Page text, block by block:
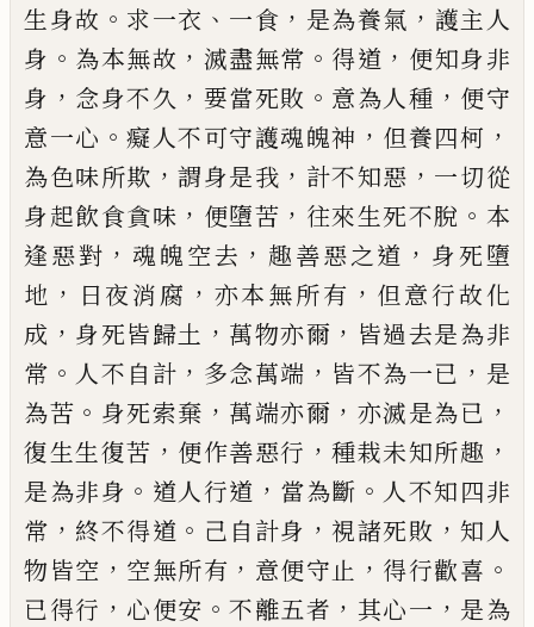
生身故 。 求一衣 、 一食 ， 是為養氣 ， 護主人
身 。 為本無故 ， 滅盡無常 。 得道 ， 便知身非
身 ， 念身不久 ， 要當死敗 。 意為人種 ， 便守
意一心 。癡人不可守護魂魄神 ， 但養四柯 ，
為色味所欺 ，謂身是我 ， 計不知惡 ， 一切從
身起飲食貪味 ， 便墮苦 ， 往來生死不脫 。 本
逢惡對 ， 魂魄空去 ， 趣善惡之道 ， 身死墮
地 ， 日夜消腐 ， 亦本無所有 ， 但意行故化
成 ， 身死皆歸土 ， 萬物亦爾 ， 皆過去是為非
常 。 人不 自計 ， 多念萬端 ， 皆不為一已 ， 是
為苦 。 身死索棄 ， 萬端亦爾 ， 亦滅是為已 ，
復生生復苦 ， 便作善惡行 ，種栽未知所趣 ，
是為非身 。 道人行道 ， 當為斷 。 人不知四非
常 ， 終不得道 。 己自計身 ，視諸死敗 ，知人
物皆空 ， 空無所有 ， 意便守 止 ， 得行歡喜 。
已得行 ， 心便安 。不離五者 ， 其心一 ， 是為